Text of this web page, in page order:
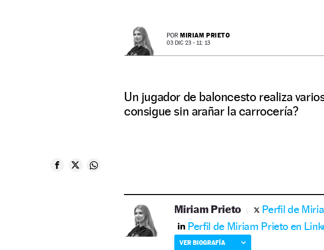
POR MIRIAM PRIETO
03 DIC 23 - 11: 13
Un jugador de baloncesto realiza
consigue sin arañar la carrocería?
Miriam Prieto
Perfil de
Perfil de Miriam Prieto en
VER BIOGRAFÍA